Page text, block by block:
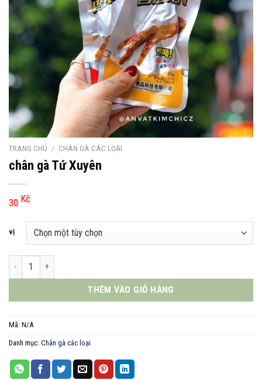
TRANG CHỦ / CHÂN GÀ CÁC LOẠI
chân gà Tứ Xuyên
30 Kč
vị
chân gà Tứ Xuyên số lượng
THÊM VÀO GIỎ HÀNG
Mã: N/A
Danh mục: Chân gà các loại